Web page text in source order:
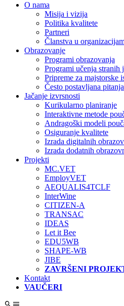
O nama
Misija i vizija
Politika kvalitete
Partneri
Članstva u
Obrazovanje
Programi obrazovanja
Programi učenja stranih
Pripreme za majstorske
Često postavljana pitanja
Jačanje izvrsnosti
Kurikularno planiranje
Interaktivne metode
Andragoški modeli
Osiguranje kvalitete
Izrada digitalnih
Izrada dodatnih
Projekti
MC.VET
EmployVET
AEQUALIS4TCLF
InterWine
CITIZEN-A
TRANSAC
IDEAS
Let it Bee
EDU5WB
SHAPE-WB
JIBE
ZAVRŠENI
Kontakt
VAUČERI